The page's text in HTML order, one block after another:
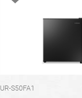
UR-S50FA1